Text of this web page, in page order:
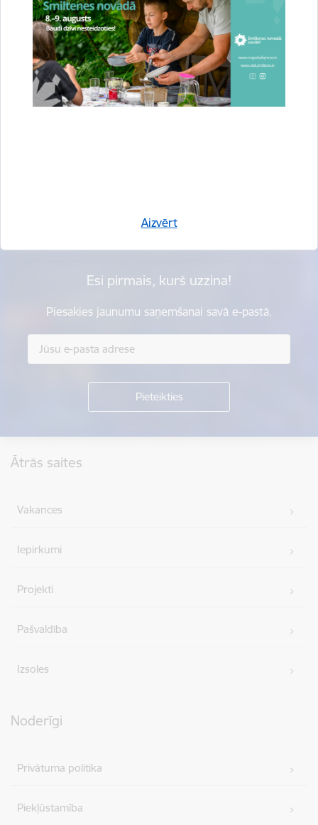
Aizvērt
Esi pirmais, kurš uzzina!
Piesakies jaunumu saņemšanai savā e-pastā.
Ātrās saites
Vakances
Iepirkumi
Projekti
Pašvaldība
Izsoles
Noderīgi
Privātuma politika
Piekļūstamība